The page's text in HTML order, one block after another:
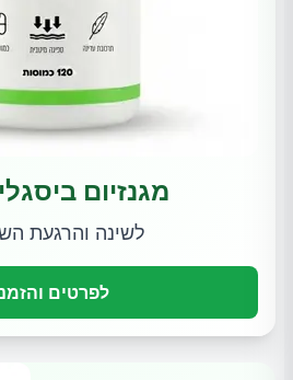
מגנזיום
לשינה והרגעת
לפרטים